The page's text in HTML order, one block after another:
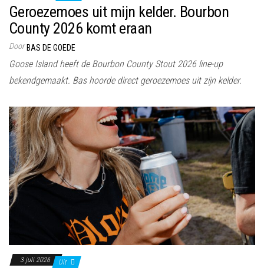
Geroezemoes uit mijn kelder. Bourbon
County 2026 komt eraan
Door BAS DE GOEDE
Goose Island heeft de Bourbon County Stout 2026 line-up
bekendgemaakt. Bas hoorde direct geroezemoes uit zijn kelder.
3 juli 2026 Uit